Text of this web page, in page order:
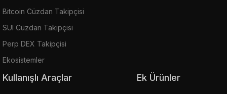
Bitcoin Cüzdan Takipçisi
SUI Cüzdan Takipçisi
Perp DEX Takipçisi
Ekosistemler
Kullanışlı Araçlar Ek Ürünler